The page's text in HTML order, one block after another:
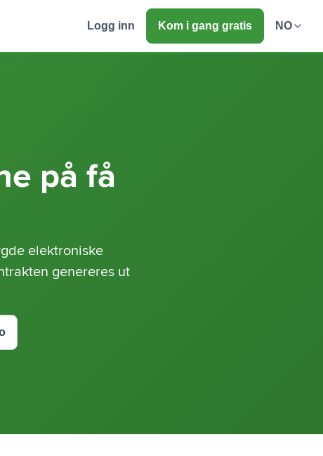
Logg inn Kom i gang gratis NO
på få
elektroniske
genereres ut